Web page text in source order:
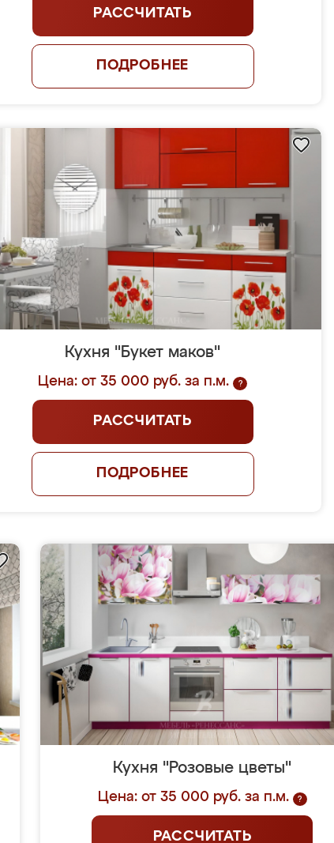
РАССЧИТАТЬ
ПОДРОБНЕЕ
Кухня "Букет маков"
Цена: от 35 000 руб. за п.м. ?
РАССЧИТАТЬ
ПОДРОБНЕЕ
Кухня "Розовые цветы"
Цена: от 35 000 руб. за п.м. ?
РАССЧИТАТЬ